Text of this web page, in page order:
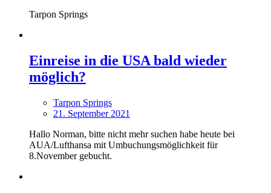
Tarpon Springs
Einreise in die USA bald wieder
möglich?
Tarpon Springs
21. September 2021
Hallo Norman, bitte nicht mehr suchen habe heute bei
AUA/Lufthansa mit Umbuchungsmöglichkeit für
8.November gebucht.